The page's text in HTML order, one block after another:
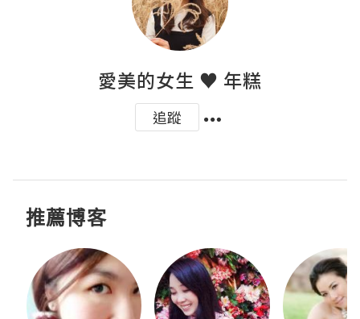
愛美的女生 ♥ 年糕
追蹤
推薦博客